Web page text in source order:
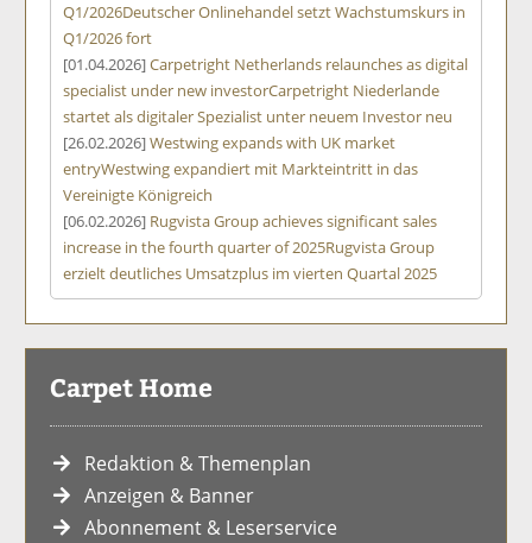
Q1/2026Deutscher Onlinehandel setzt Wachstumskurs in
Q1/2026 fort
[01.04.2026]Carpetright Netherlands relaunches as digital
specialist under new investorCarpetright Niederlande
startet als digitaler Spezialist unter neuem Investor neu
[26.02.2026]Westwing expands with UK market
entryWestwing expandiert mit Markteintritt in das
Vereinigte Königreich
[06.02.2026] Rugvista Group achieves significant sales
increase in the fourth quarter of 2025Rugvista Group
erzielt deutliches Umsatzplus im vierten Quartal 2025
Carpet Home
Redaktion & Themenplan
Anzeigen & Banner
Abonnement & Leserservice